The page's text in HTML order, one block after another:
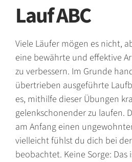
Lauf ABC
Viele Läufer mögen es nicht,
eine bewährte und effektive
zu verbessern. Im Grunde
übertrieben ausgeführte
es, mithilfe dieser Übungen
gelenkschonender zu laufen.
am Anfang einen
vielleicht fühlst du dich bei
beobachtet. Keine Sorge: Das